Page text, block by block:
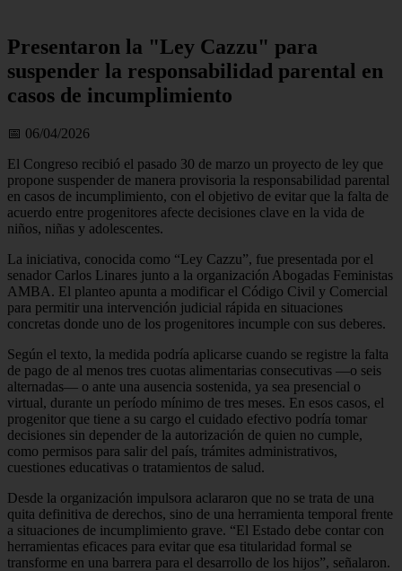
Presentaron la "Ley Cazzu" para
suspender la responsabilidad parental en
casos de incumplimiento
📅 06/04/2026
El Congreso recibió el pasado 30 de marzo un proyecto de ley que
propone suspender de manera provisoria la responsabilidad parental
en casos de incumplimiento, con el objetivo de evitar que la falta de
acuerdo entre progenitores afecte decisiones clave en la vida de
niños, niñas y adolescentes.
La iniciativa, conocida como “Ley Cazzu”, fue presentada por el
senador Carlos Linares junto a la organización Abogadas Feministas
AMBA. El planteo apunta a modificar el Código Civil y Comercial
para permitir una intervención judicial rápida en situaciones
concretas donde uno de los progenitores incumple con sus deberes.
Según el texto, la medida podría aplicarse cuando se registre la falta
de pago de al menos tres cuotas alimentarias consecutivas —o seis
alternadas— o ante una ausencia sostenida, ya sea presencial o
virtual, durante un período mínimo de tres meses. En esos casos, el
progenitor que tiene a su cargo el cuidado efectivo podría tomar
decisiones sin depender de la autorización de quien no cumple,
como permisos para salir del país, trámites administrativos,
cuestiones educativas o tratamientos de salud.
Desde la organización impulsora aclararon que no se trata de una
quita definitiva de derechos, sino de una herramienta temporal frente
a situaciones de incumplimiento grave. “El Estado debe contar con
herramientas eficaces para evitar que esa titularidad formal se
transforme en una barrera para el desarrollo de los hijos”, señalaron.